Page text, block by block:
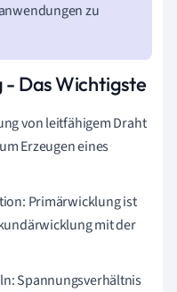
zu
Das Wichtigste
von leitfähigem Draht
Erzeugen eines
Primärwicklung ist
mit der
Spannungsverhältnis